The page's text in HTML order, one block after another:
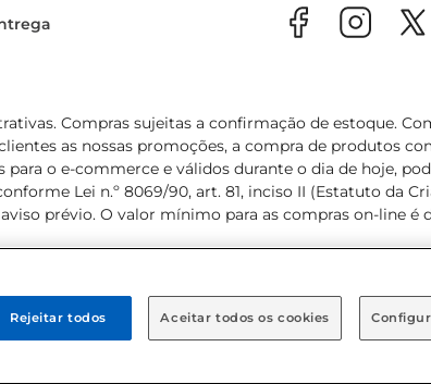
Compras sujeitas a confirmação de estoque.
as nossas promoções, a compra de produtos
o e-commerce e válidos durante o dia de hoje,
Lei n.º 8069/90, art. 81, inciso II (Estatuto da
prévio. O valor mínimo para as compras on-line é
Rejeitar todos Aceitar todos os cookies